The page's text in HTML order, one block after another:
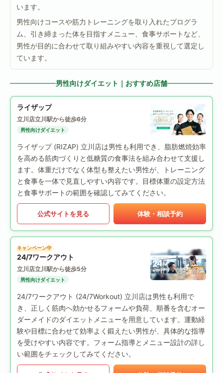
います。
男性向けコースや筋力トレーニングを取り入れたプログラ
ム、引き締まった体を目指すメニュー、食事サポートなど、
男性が目的に合わせて取り組みやすい内容を重視して選定し
ています。
男性向けダイエット｜おすすめ店舗
ライザップ
立川店立川駅から徒歩6分
男性向けダイエット
ライザップ (RIZAP) 立川店は男性も利用でき、脂肪燃焼効率
を高める筋肉づくりと低糖質の食事法を組み合わせて支援し
ます。体重だけでなく体型も整えたい男性が、トレーニング
と食事を一体で見直しやすい内容です。目標体重の設定方法
と食事サポートの範囲を確認してみてください。
公式サイトを見る 体験・相談予約
キャンペーン中
24/7ワークアウト
立川店立川駅から徒歩5分
男性向けダイエット
24/7ワークアウト (24/7Workout) 立川店は男性も利用で
き、正しく筋肉へ効かせるフォームや負荷、順番を含むオー
ダーメイドのダイエットメニューを用意しています。運動経
験や目標に合わせて効率よく鍛えたい男性が、具体的な指導
を受けやすい内容です。フォーム指導とメニュー設計の詳し
い範囲をチェックしてみてください。